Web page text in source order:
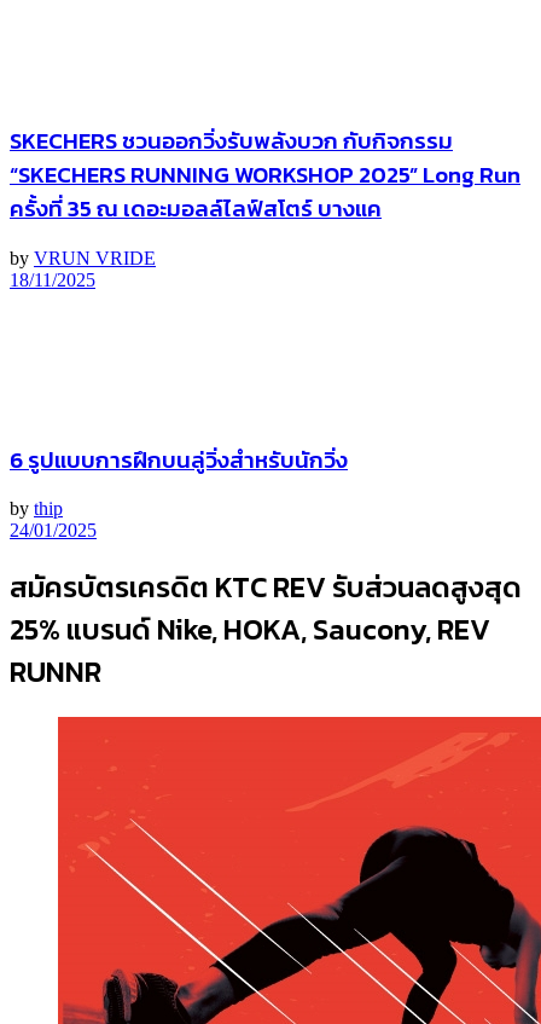
SKECHERS ชวนออกวิ่งรับพลังบวก กับกิจกรรม
“SKECHERS RUNNING WORKSHOP 2025” Long Run
ครั้งที่ 35 ณ เดอะมอลล์ไลฟ์สโตร์ บางแค
by VRUN VRIDE
18/11/2025
6 รูปแบบการฝึกบนลู่วิ่งสำหรับนักวิ่ง
by thip
24/01/2025
สมัครบัตรเครดิต KTC REV รับส่วนลดสูงสุด
25% แบรนด์ Nike, HOKA, Saucony, REV
RUNNR